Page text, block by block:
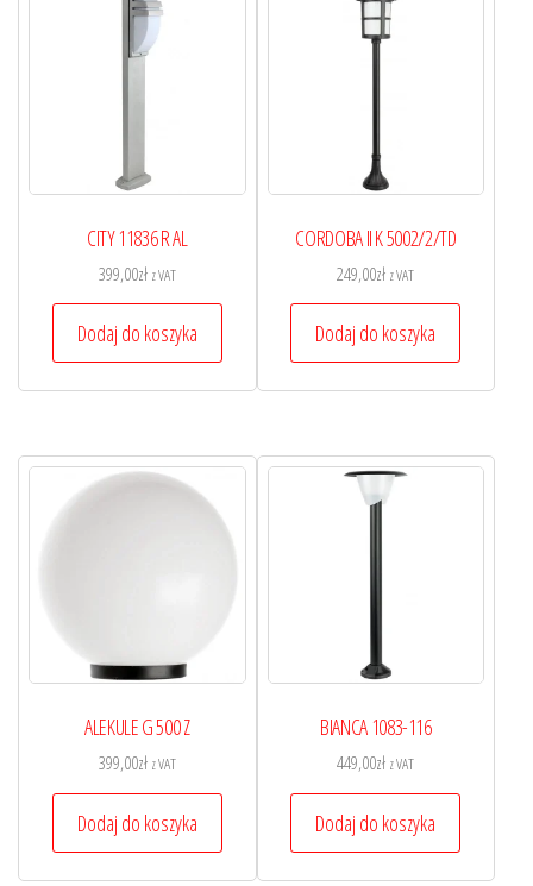
CITY 11836 R AL
399,00zł z VAT
Dodaj do koszyka
CORDOBA II K 5002/2/TD
249,00zł z VAT
Dodaj do koszyka
ALEKULE G 500 Z
399,00zł z VAT
Dodaj do koszyka
BIANCA 1083-116
449,00zł z VAT
Dodaj do koszyka